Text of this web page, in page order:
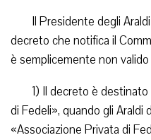
Il Presidente degli
decreto che notifica il
è semplicemente non
1) Il decreto è
di Fedeli», quando gli Araldi
«Associazione Privata di